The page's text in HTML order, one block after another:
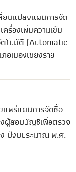
ยนแปลงแผนการจัด
รื่องเพิ่มความเข้ม
ตโนมัติ (Automatic
เมืองเชียงราย
แพร่แผนการจัดซื้อ
ผู้สอบบัญชีเพื่อตรวจ
ปีงบประมาณ พ.ศ.